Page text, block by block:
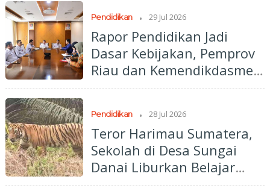
Pendidikan . 29 Jul 2026
Rapor Pendidikan Jadi
Dasar Kebijakan, Pemprov
Riau dan Kemendikdasmen
Perkuat Sinergi
Pendidikan . 28 Jul 2026
Teror Harimau Sumatera,
Sekolah di Desa Sungai
Danai Liburkan Belajar
Tatap Muka